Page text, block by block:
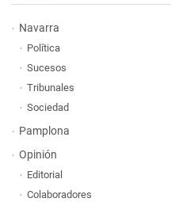
Navarra
Política
Sucesos
Tribunales
Sociedad
Pamplona
Opinión
Editorial
Colaboradores